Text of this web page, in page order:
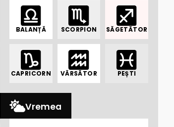
BALANȚĂ SCORPION SĂGETĂTOR
CAPRICORN VĂRSĂTOR PEȘTI
Vremea